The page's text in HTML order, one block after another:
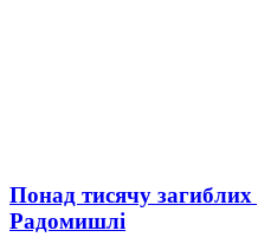
Понад тисячу
Радомишлі